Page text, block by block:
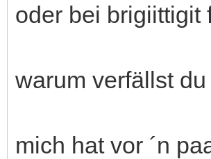
oder bei brigiittigit
warum verfällst
mich hat vor ´n